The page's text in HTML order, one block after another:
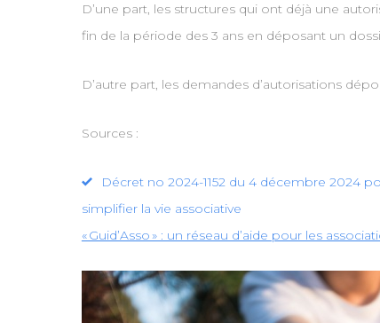
D’une part, les structures qui ont déjà une
fin de la période des 3 ans en déposant un
D’autre part, les demandes d’autorisations
Sources :
Décret no 2024-1152 du 4 décembre 2024
simplifier la vie associative
« Guid’Asso » : un réseau d’aide pour les